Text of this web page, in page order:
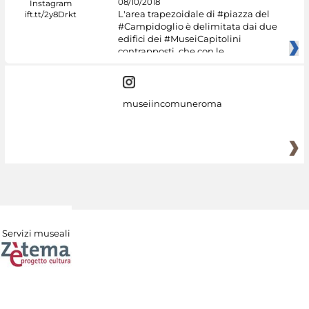
08/10/2018
L'area trapezoidale di #piazza del
#Campidoglio è delimitata dai due
edifici dei #MuseiCapitolini
contrapposti, che con le
museiincomuneroma
Servizi museali